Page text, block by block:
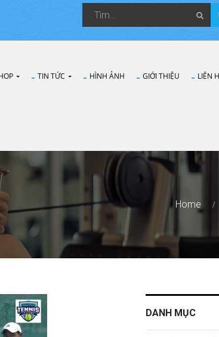
TIN TỨC HÌNH ẢNH GIỚI THIỆU LIÊN
Home
DANH MỤC